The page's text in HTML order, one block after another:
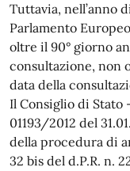
Tuttavia, nell’anno
Parlamento
oltre il 90° giorno
consultazione, non
data della
Il Consiglio di Stato
01193/2012 del
della procedura di
32 bis del d.P.R. n.